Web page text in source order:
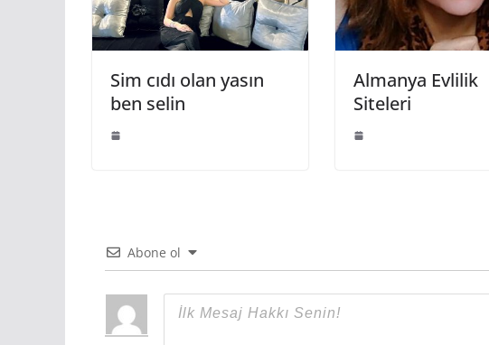
Sim cıdı olan yasın
ben selin
Almanya Evlilik
Siteleri
Abone ol